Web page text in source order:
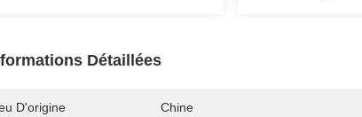
Détaillées
D'origine Chine